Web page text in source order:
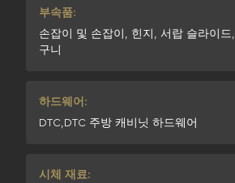
부속품:
손잡이 및 손잡이, 힌지, 서랍 슬라이
구니
하드웨어:
DTC,DTC 주방 캐비닛 하드웨어
시체 재료: